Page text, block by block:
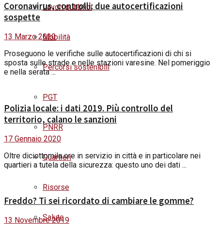
Lavori pubblici
Mobilità
Percorsi sostenibili
PGT
PNRR
Quartieri
Risorse
Salute
Coronavirus, controlli: due autocertificazioni
sospette
13 Marzo 2020
Proseguono le verifiche sulle autocertificazioni di chi si
sposta sulle strade e nelle stazioni varesine. Nel pomeriggio
e nella serata ...
Polizia locale: i dati 2019. Più controllo del
territorio, calano le sanzioni
17 Gennaio 2020
Oltre diciottomila ore in servizio in città e in particolare nei
quartieri a tutela della sicurezza: questo uno dei dati ...
Freddo? Ti sei ricordato di cambiare le gomme?
13 Novembre 2019